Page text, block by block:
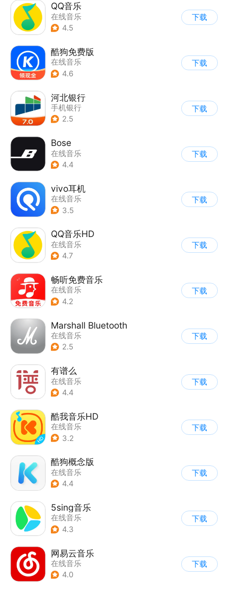
QQ音乐
在线音乐
4.5
下载
酷狗免费版
在线音乐
4.6
下载
河北银行
手机银行
2.5
下载
Bose
在线音乐
4.4
下载
vivo耳机
在线音乐
3.5
下载
QQ音乐HD
在线音乐
4.7
下载
畅听免费音乐
在线音乐
4.2
下载
Marshall Bluetooth
在线音乐
2.5
下载
有谱么
在线音乐
4.4
下载
酷我音乐HD
在线音乐
3.2
下载
酷狗概念版
在线音乐
4.4
下载
5sing音乐
在线音乐
4.3
下载
网易云音乐
在线音乐
4.0
下载